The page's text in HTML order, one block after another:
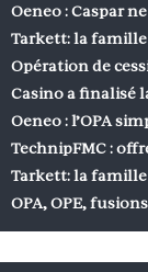
Oeneo : Caspar
Tarkett: la
Opération de
Casino a finalisé
Oeneo : l’OPA
TechnipFMC :
Tarkett: la
OPA, OPE,